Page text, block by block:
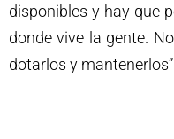
disponibles y hay que
donde vive la gente.
dotarlos y